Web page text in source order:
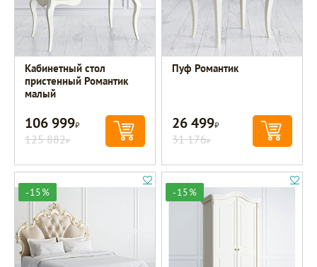
Кабинетный стол
пристенный Романтик
малый
106 999Р
125 882Р
Пуф Романтик
26 499Р
31 176Р
-15% -15%